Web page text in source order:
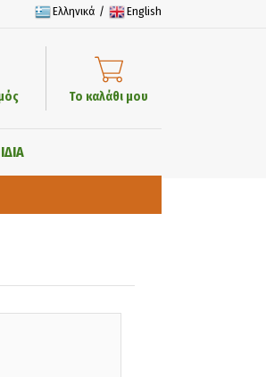
Ελληνικά / English
Το καλάθι μου